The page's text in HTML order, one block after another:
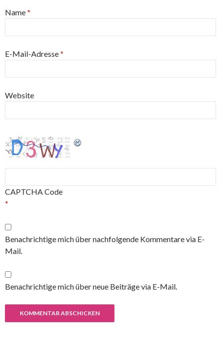
Name*
E-Mail-Adresse*
Website
CAPTCHA Code
*
Benachrichtige mich über nachfolgende Kommentare via E-
Mail.
Benachrichtige mich über neue Beiträge via E-Mail.